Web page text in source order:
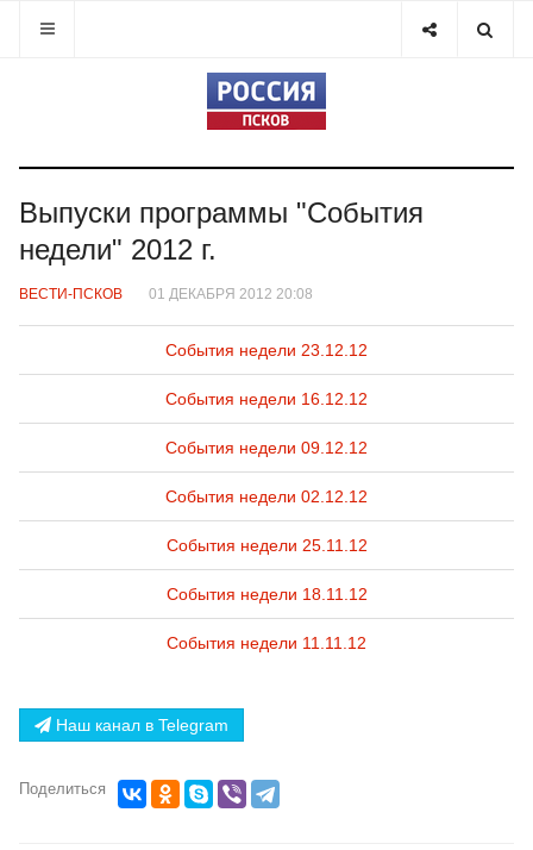
Выпуски программы "События
недели" 2012 г.
ВЕСТИ-ПСКОВ 01 ДЕКАБРЯ 2012 20:08
События недели 23.12.12
События недели 16.12.12
События недели 09.12.12
События недели 02.12.12
События недели 25.11.12
События недели 18.11.12
События недели 11.11.12
Наш канал в Telegram
Поделиться